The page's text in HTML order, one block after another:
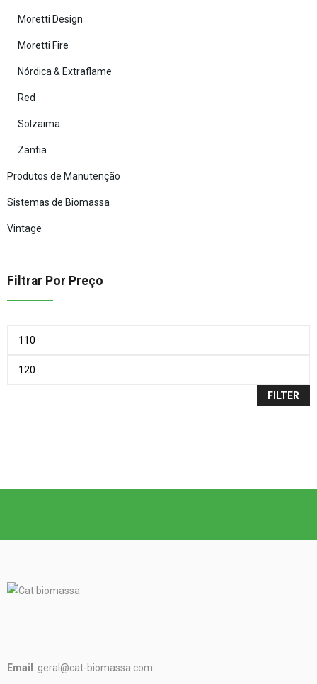
Moretti Design
Moretti Fire
Nórdica & Extraflame
Red
Solzaima
Zantia
Produtos de Manutenção
Sistemas de Biomassa
Vintage
Filtrar Por Preço
FILTER
Email : geral@cat-biomassa.com